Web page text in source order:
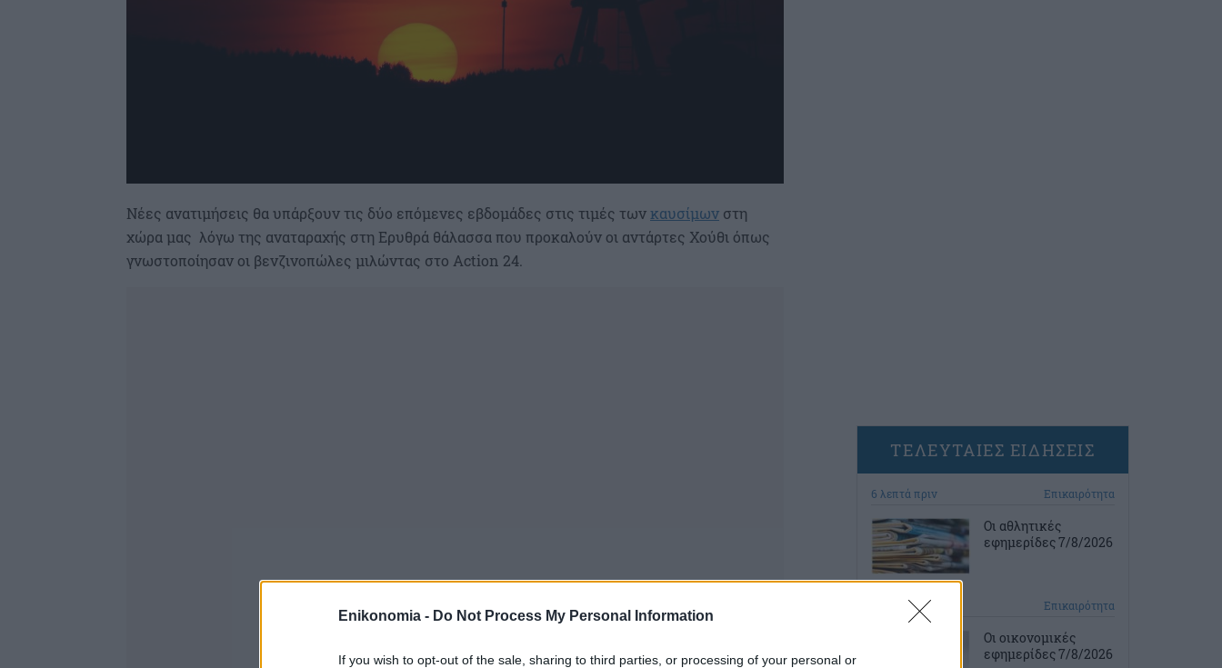
Enikonomia - Do Not Process My Personal Information
If you wish to opt-out of the sale, sharing to third parties, or processing of your personal or
Νέες ανατιμήσεις θα υπάρξουν τις δύο επόμενες εβδομάδες στις τιμές τωνκαυσίμων στη
χώρα μας λόγω της αναταραχής στη Ερυθρά θάλασσα που προκαλούν οι αντάρτες Χούθι όπως
γνωστοποίησαν οι βενζινοπώλες μιλώντας στο Action 24.
ΤΕΛΕΥΤΑΙΕΣ ΕΙΔΗΣΕΙΣ
6 λεπτά πριν Επικαιρότητα
Οι αθλητικές
εφημερίδες 7/8/2026
31 λεπτά πριν Επικαιρότητα
Οι οικονομικές
εφημερίδες 7/8/2026